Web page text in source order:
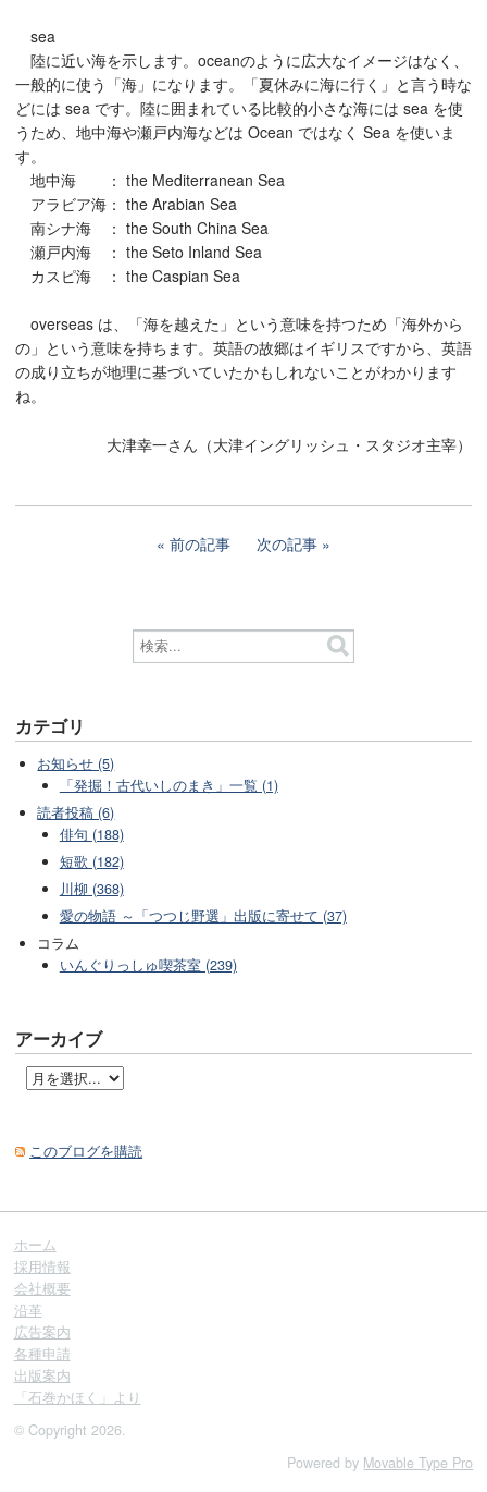
sea
陸に近い海を示します。oceanのように広大なイメージはなく、
一般的に使う「海」になります。「夏休みに海に行く」と言う時な
どには sea です。陸に囲まれている比較的小さな海には sea を使
うため、地中海や瀬戸内海などは Ocean ではなく Sea を使いま
す。
地中海 ： the Mediterranean Sea
アラビア海： the Arabian Sea
南シナ海 ： the South China Sea
瀬戸内海 ： the Seto Inland Sea
カスピ海 ： the Caspian Sea
overseas は、「海を越えた」という意味を持つため「海外から
の」という意味を持ちます。英語の故郷はイギリスですから、英語
の成り立ちが地理に基づいていたかもしれないことがわかります
ね。
大津幸一さん（大津イングリッシュ・スタジオ主宰）
前の記事 次の記事
カテゴリ
お知らせ (5)
「発掘！古代いしのまき」一覧 (1)
読者投稿 (6)
俳句 (188)
短歌 (182)
川柳 (368)
愛の物語 ～「つつじ野選」出版に寄せて (37)
コラム
いんぐりっしゅ喫茶室 (239)
アーカイブ
このブログを購読
ホーム
採用情報
会社概要
沿革
広告案内
各種申請
出版案内
「石巻かほく」より
© Copyright 2026.
Powered by Movable Type Pro